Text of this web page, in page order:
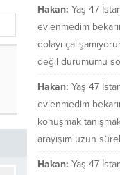
Hakan: Yaş 47
evlenmedim
dolayı
değil durumumu
Hakan: Yaş 47
evlenmedim
konuşmak
arayışım uzun
Hakan: Yaş 47